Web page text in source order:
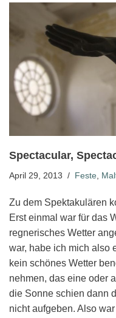
Spectacular,
April 29, 2013 Feste,
Zu dem Spektakulären
Erst einmal war für das
regnerisches Wetter
war, habe ich mich also
kein schönes Wetter
nehmen, das eine oder
die Sonne schien dann
nicht aufgeben. Also